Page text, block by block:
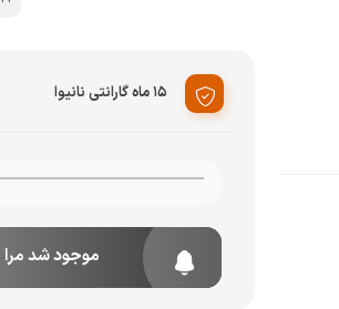
ظروف سرو و
کتری و قوری
15 ماه گارانتی نانیوا
موجود شد